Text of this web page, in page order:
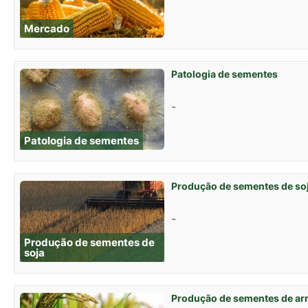
Mercado
Patologia de sementes
Patologia de sementes
-
Produção de sementes de
soja
Produção de sementes de
-
Produção de sementes de